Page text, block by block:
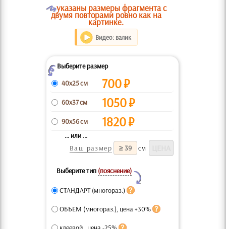
Oуказаны размеры фрагмента с
двумя повторами ровно как на
картинке.
Видео: валик
ZВыберите размер
40x25 см
700₽
60x37 см 1050₽
90x56 см 1820₽
... или ...
Ваш размер
см
Выберите тип (пояснение)
Y
СТАНДАРТ (многораз.)
ОБЪЕМ (многораз.), цена +30%